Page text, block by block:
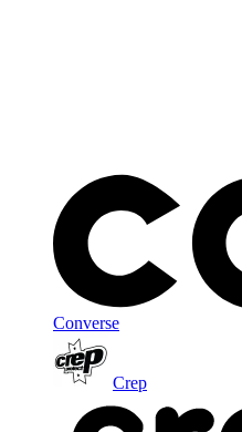
Converse
Crep